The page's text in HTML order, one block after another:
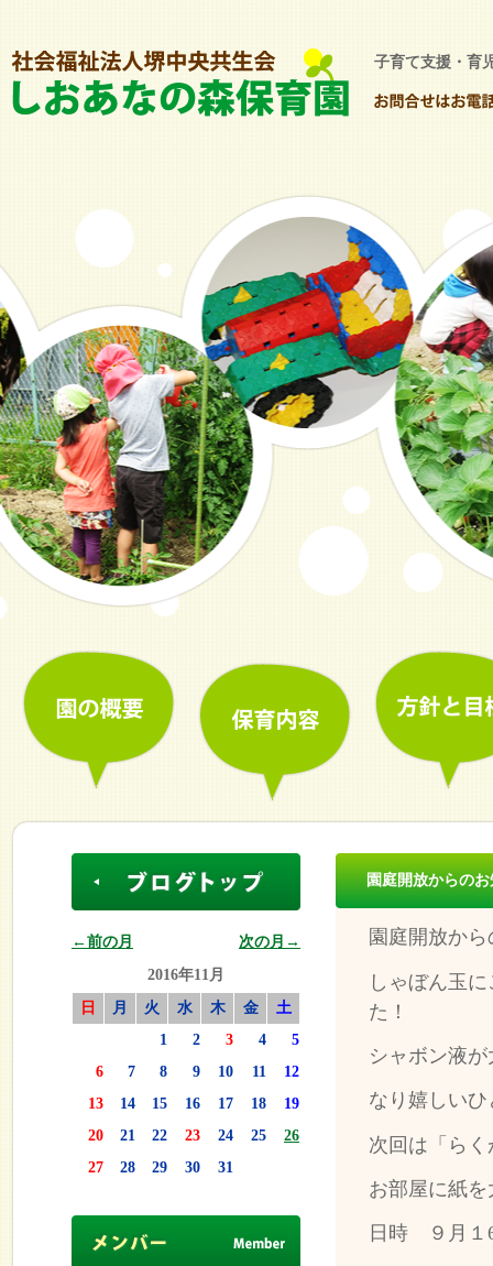
子育て支援・育
←前の月
次の月→
2016年11月
日
月 火 水 木 金
土
1
2 3 4
5
6
7 8 9 10 11
12
13
14 15 16 17 18
19
20
21 22 23 24 25
26
27
28 29 30 31
園庭開放からの
園庭開放か
しゃぼん玉
た！
シャボン液
なり嬉しい
次回は「ら
お部屋に紙
日時 ９月